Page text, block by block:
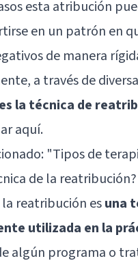
esta atribución
en un patrón en
de manera
a través de
la técnica de
aquí.
"Tipos de
de la reatribución?
reatribución esuna
utilizada en la
algún programa o